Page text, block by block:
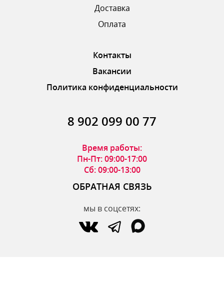
ОТПРАВИТЬ ОТЗЫВ
Доставка
Оплата
Контакты
Вакансии
Политика конфиденциальности
8 902 099 00 77
Время работы:
Пн-Пт: 09:00-17:00
Сб: 09:00-13:00
ОБРАТНАЯ СВЯЗЬ
мы в соцсетях: